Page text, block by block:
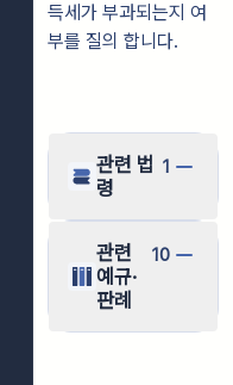
득세가 부과되는지 여
부를 질의 합니다.
관련 법
령
1
관련
예규·
판례
10